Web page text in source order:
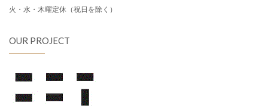
火・水・木曜定休（祝日を除く）
OUR PROJECT